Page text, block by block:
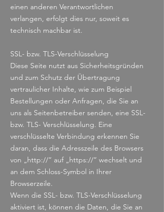
einen anderen Verantwortlichen
verlangen, erfolgt dies nur, soweit es
technisch machbar ist.
SSL- bzw. TLS-Verschlüsselung
Diese Seite nutzt aus Sicherheitsgründen
und zum Schutz der Übertragung
vertraulicher Inhalte, wie zum Beispiel
Bestellungen oder Anfragen, die Sie an
uns als Seitenbetreiber senden, eine SSL-
bzw. TLS- Verschlüsselung. Eine
verschlüsselte Verbindung erkennen Sie
daran, dass die Adresszeile des Browsers
von „http://“ auf „https://“ wechselt und
an dem Schloss-Symbol in Ihrer
Browserzeile.
Wenn die SSL- bzw. TLS-Verschlüsselung
aktiviert ist, können die Daten, die Sie an